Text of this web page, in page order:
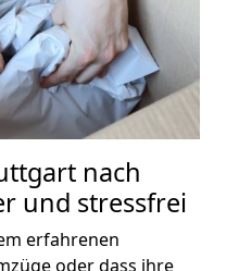
nach
und stressfrei
erfahrenen
oder dass ihre